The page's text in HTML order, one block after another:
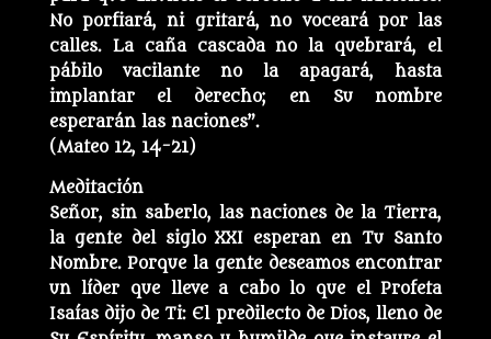
No porfiará, ni gritará, no voceará por las
calles. La caña cascada no la quebrará, el
pábilo vacilante no la apagará, hasta
implantar el derecho; en Su nombre
esperarán las naciones”.
(Mateo 12, 14-21)
Meditación
Señor, sin saberlo, las naciones de la Tierra,
la gente del siglo XXI esperan en Tu Santo
Nombre. Porque la gente deseamos encontrar
un líder que lleve a cabo lo que el Profeta
Isaías dijo de Ti: El predilecto de Dios, lleno de